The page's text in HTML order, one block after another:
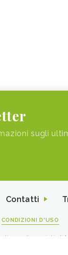
sugli
Contatti
CONDIZIONI D'USO
sono di proprietà di